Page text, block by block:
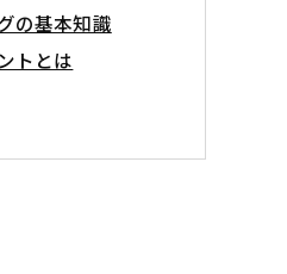
の基本知識
トとは